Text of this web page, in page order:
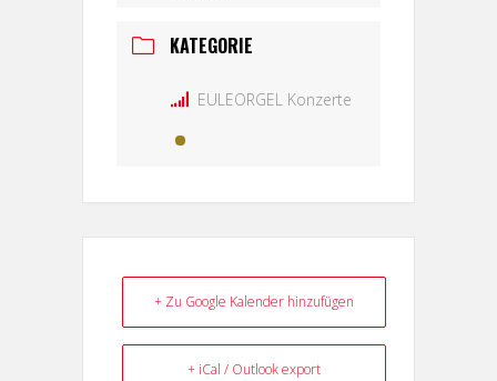
KATEGORIE
EULEORGEL Konzerte
+ Zu Google Kalender hinzufügen
+ iCal / Outlook export